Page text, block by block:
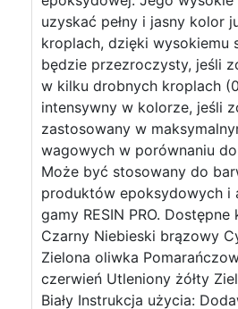
uzyskać pełny i jasny kolor
kroplach, dzięki wysokiemu
będzie przezroczysty, jeśli
w kilku drobnych kroplach
intensywny w kolorze, jeśli
zastosowany w
wagowych w porównaniu
Może być stosowany do
produktów epoksydowych i
gamy RESIN PRO.
Czarny Niebieski brązowy
Zielona oliwka
czerwień Utleniony żółty
Biały Instrukcja użycia: